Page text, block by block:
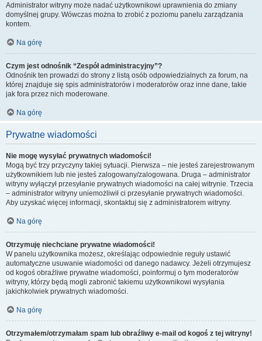
Administrator witryny może nadać użytkownikowi uprawnienia do zmiany
domyślnej grupy. Wówczas można to zrobić z poziomu panelu zarządzania
kontem.
Na górę
Czym jest odnośnik “Zespół administracyjny”?
Odnośnik ten prowadzi do strony z listą osób odpowiedzialnych za forum, na
której znajduje się spis administratorów i moderatorów oraz inne dane, takie
jak fora przez nich moderowane.
Na górę
Prywatne wiadomości
Nie mogę wysyłać prywatnych wiadomości!
Mogą być trzy przyczyny takiej sytuacji. Pierwsza – nie jesteś zarejestrowanym
użytkownikiem lub nie jesteś zalogowany/zalogowana. Druga – administrator
witryny wyłączył przesyłanie prywatnych wiadomości na całej witrynie. Trzecia
– administrator witryny uniemożliwił ci przesyłanie prywatnych wiadomości.
Aby uzyskać więcej informacji, skontaktuj się z administratorem witryny.
Na górę
Otrzymuję niechciane prywatne wiadomości!
W panelu użytkownika możesz, określając odpowiednie reguły ustawić
automatyczne usuwanie wiadomości od danego nadawcy. Jeżeli otrzymujesz
od kogoś obraźliwe prywatne wiadomości, poinformuj o tym moderatorów
witryny, którzy będą mogli zabronić takiemu użytkownikowi wysyłania
jakichkolwiek prywatnych wiadomości.
Na górę
Otrzymałem/otrzymałam spam lub obraźliwy e-mail od kogoś z tej witryny!